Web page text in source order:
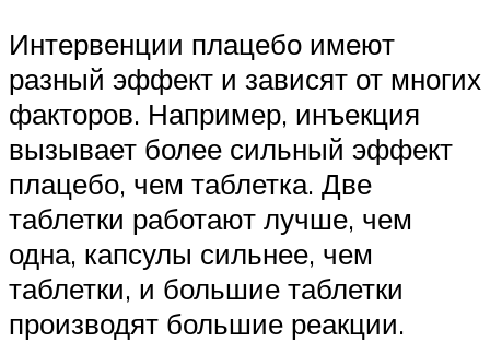
Интервенции плацебо имеют
разный эффект и зависят от многих
факторов. Например, инъекция
вызывает более сильный эффект
плацебо, чем таблетка. Две
таблетки работают лучше, чем
одна, капсулы сильнее, чем
таблетки, и большие таблетки
производят большие реакции.